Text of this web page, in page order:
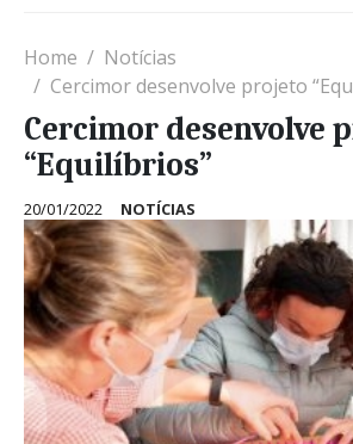
Home
Notícias
Cercimor desenvolve projeto
Cercimor desenvolve
“Equilíbrios”
20/01/2022 NOTÍCIAS